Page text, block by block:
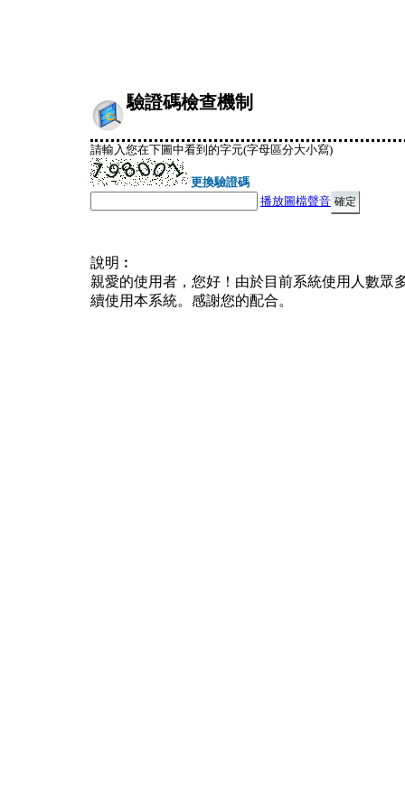
驗證碼檢查機制
請輸入您在下圖中看到的字元(字母區分大小寫)
更換驗證碼
播放圖檔聲音
說明︰
親愛的使用者，您好！由於目前系統使用人數眾
續使用本系統。感謝您的配合。